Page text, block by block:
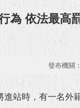
為 依法最高
發布機關
站時，有一名